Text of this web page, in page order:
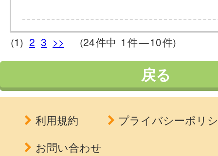
(1) 2 3 >> (24件中 1 件—10件)
戻る
利用規約
プライバシーポリ
お問い合わせ